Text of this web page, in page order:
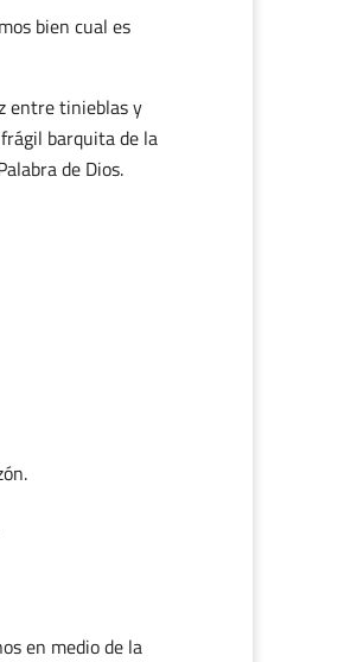
bien cual es
entre tinieblas y
barquita de la
de Dios.
en medio de la